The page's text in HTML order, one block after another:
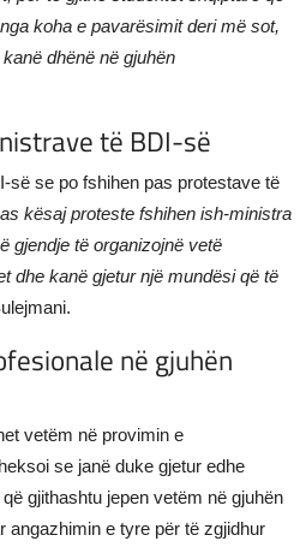
koha e pavarësimit deri më sot,
dhënë në gjuhën
të BDI-së
së se po fshihen pas protestave të
kësaj proteste fshihen ish-ministra
gjendje të organizojnë vetë
dhe kanë gjetur një mundësi që të
në gjuhën
vetëm në provimin e
se janë duke gjetur edhe
gjithashtu jepen vetëm në gjuhën
angazhimin e tyre për të zgjidhur